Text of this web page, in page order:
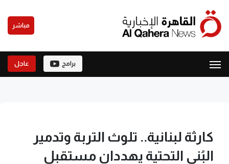
مباشر
برامج عاجل
كارثة لبنانية.. تلوث التربة وتدمير
البُنى التحتية يهددان مستقبل